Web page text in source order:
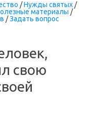
/Нужды святых /
материалы /
/Задать вопрос
свою